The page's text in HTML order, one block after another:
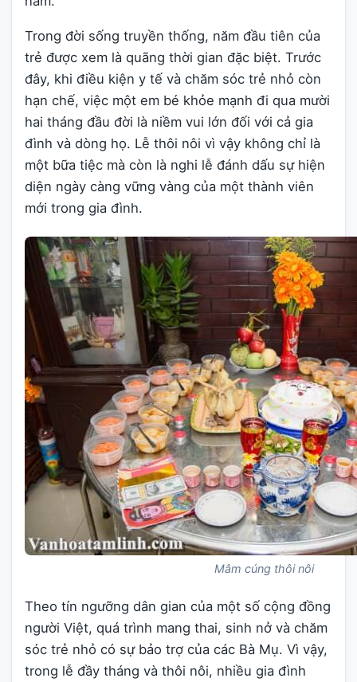
Trong đời sống truyền thống, năm đầu tiên của
trẻ được xem là quãng thời gian đặc biệt. Trước
đây, khi điều kiện y tế và chăm sóc trẻ nhỏ còn
hạn chế, việc một em bé khỏe mạnh đi qua mười
hai tháng đầu đời là niềm vui lớn đối với cả gia
đình và dòng họ. Lễ thôi nôi vì vậy không chỉ là
một bữa tiệc mà còn là nghi lễ đánh dấu sự hiện
diện ngày càng vững vàng của một thành viên
mới trong gia đình.
Mâm cúng thôi nôi
Theo tín ngưỡng dân gian của một số cộng đồng
người Việt, quá trình mang thai, sinh nở và chăm
sóc trẻ nhỏ có sự bảo trợ của các Bà Mụ. Vì vậy,
trong lễ đầy tháng và thôi nôi, nhiều gia đình